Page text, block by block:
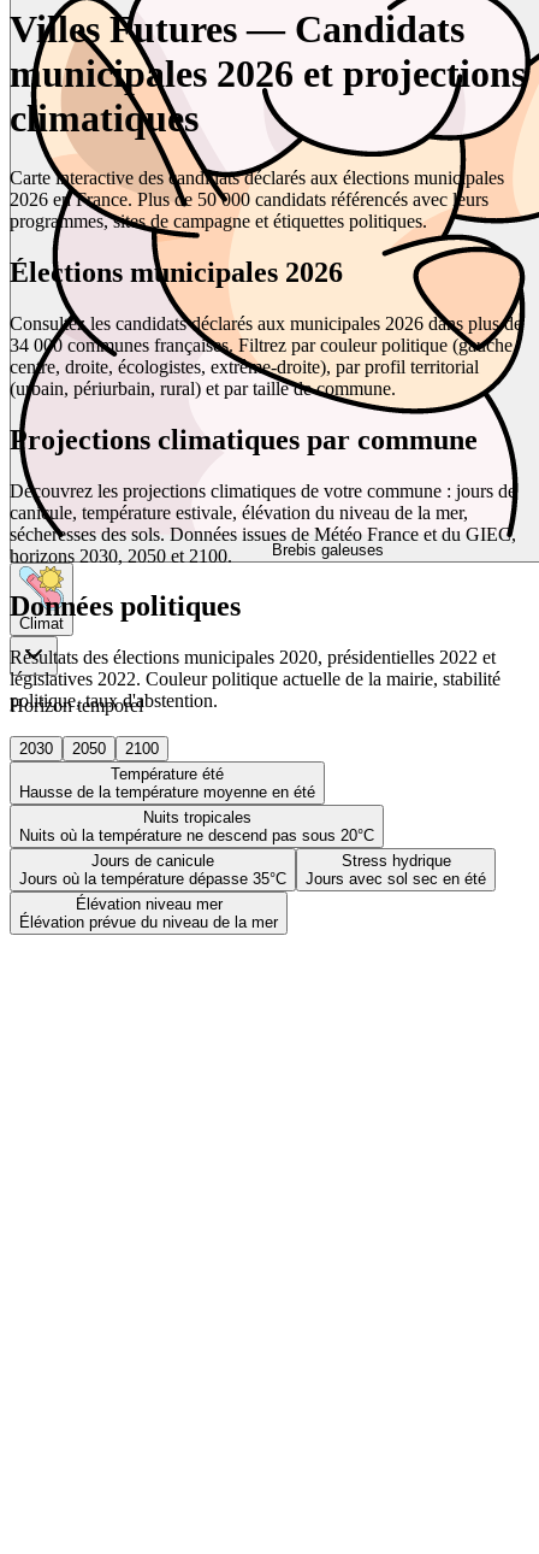
Brebis galeuses
Climat
Horizon temporel
2030 2050
2100
Température été
Hausse de la température moyenne en été
Nuits tropicales
Nuits où la température ne descend pas sous 20°C
Jours de canicule
Jours où la température dépasse 35°C
Stress hydrique
Jours avec sol sec en été
Élévation niveau mer
Élévation prévue du niveau de la mer
Villes Futures — Candidats
municipales 2026 et projections
climatiques
Carte interactive des candidats déclarés aux élections municipales
2026 en France. Plus de 50 000 candidats référencés avec leurs
programmes, sites de campagne et étiquettes politiques.
Élections municipales 2026
Consultez les candidats déclarés aux municipales 2026 dans plus de
34 000 communes françaises. Filtrez par couleur politique (gauche,
centre, droite, écologistes, extrême-droite), par profil territorial
(urbain, périurbain, rural) et par taille de commune.
Projections climatiques par commune
Découvrez les projections climatiques de votre commune : jours de
canicule, température estivale, élévation du niveau de la mer,
sécheresses des sols. Données issues de Météo France et du GIEC,
horizons 2030, 2050 et 2100.
Données politiques
Résultats des élections municipales 2020, présidentielles 2022 et
législatives 2022. Couleur politique actuelle de la mairie, stabilité
politique, taux d'abstention.